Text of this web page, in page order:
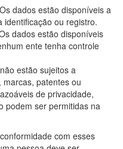
Os dados estão disponíveis a
identificação ou registro.
dados estão disponíveis
ente tenha controle
estão sujeitos a
patentes ou
de privacidade,
podem ser permitidas na
com esses